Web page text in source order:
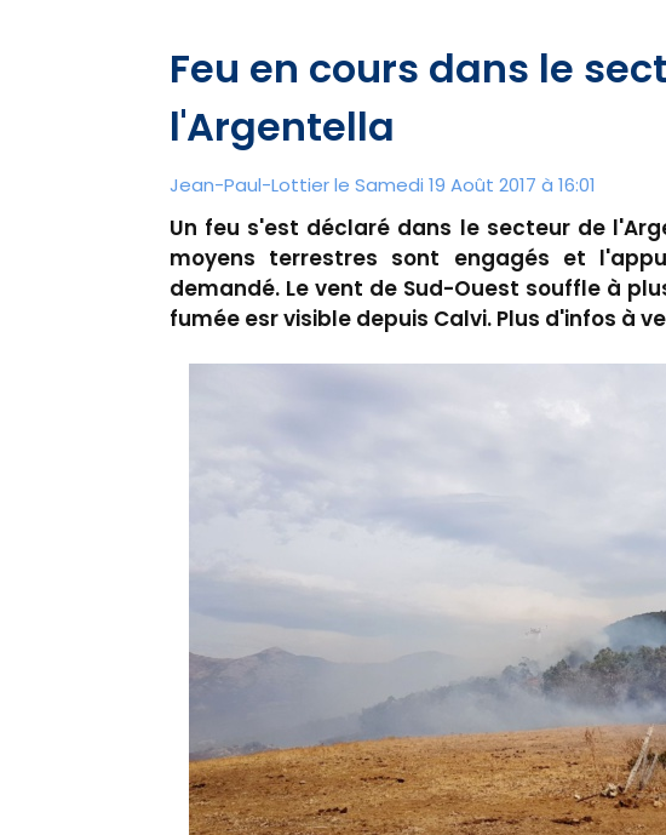
Feu en cours dans le
l'Argentella
Jean-Paul-Lottier le Samedi 19 Août 2017 à 16:01
Un feu s'est déclaré dans le secteur de
moyens terrestres sont engagés et
demandé. Le vent de Sud-Ouest souffle à
fumée esr visible depuis Calvi. Plus d'infos à